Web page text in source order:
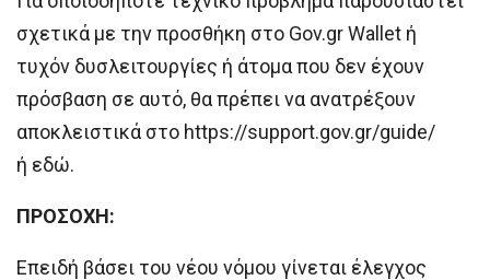
σχετικά με την προσθήκη στο Gov.gr Wallet ή
τυχόν δυσλειτουργίες ή άτομα που δεν έχουν
πρόσβαση σε αυτό, θα πρέπει να ανατρέξουν
αποκλειστικά στο https://support.gov.gr/guide/
ή εδώ.
ΠΡΟΣΟΧΗ:
Επειδή βάσει του νέου νόμου γίνεται έλεγχος